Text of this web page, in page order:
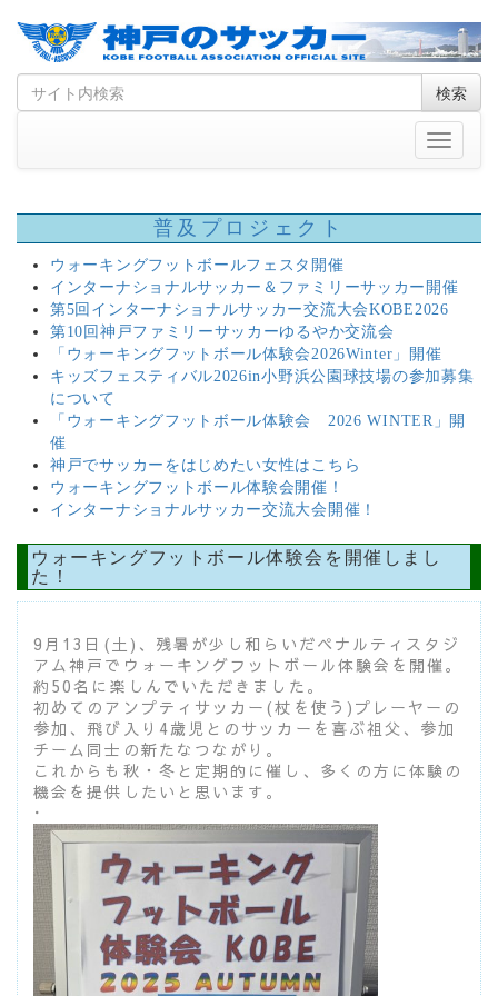
Skip
to
Search
for
検索
Toggle
普及プロジェクト
ウォーキングフットボールフェスタ開催
インターナショナルサッカー＆ファミリーサッカー開催
第5回インターナショナルサッカー交流大会KOBE2026
第10回神戸ファミリーサッカーゆるやか交流会
「ウォーキングフットボール体験会2026Winter」開催
キッズフェスティバル2026in小野浜公園球技場の参加募集
について
「ウォーキングフットボール体験会 2026 WINTER」開
催
神戸でサッカーをはじめたい女性はこちら
ウォーキングフットボール体験会開催！
インターナショナルサッカー交流大会開催！
ウォーキングフットボール体験会を開催しまし
た！
9月13日(土)、残暑が少し和らいだペナルティスタジ
アム神戸 でウォーキングフットボール体験会を開催。
約50名に楽しんでいただきました。
初めてのアンプティサッカー(杖を使う)プレーヤーの
参加、飛び 入り4歳児とのサッカーを喜ぶ祖父、参加
チーム同士の新たなつな がり。
これからも秋・︎冬と定期的に催し、多くの方に体験の
機会を提供 したいと思います。
･